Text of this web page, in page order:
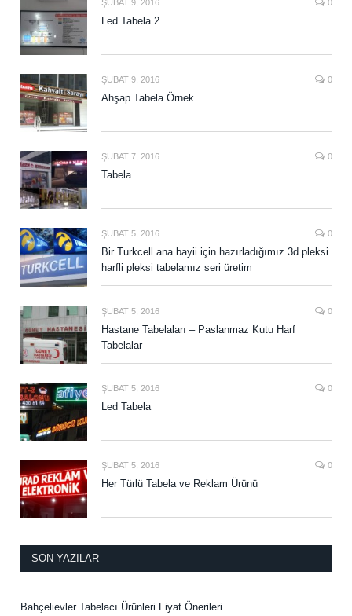
ŞUBAT 9, 2016 0
Led Tabela 2
ŞUBAT 9, 2016 0
Ahşap Tabela Örnek
ŞUBAT 7, 2016 0
Tabela
ŞUBAT 5, 2016 0
Bir Turkcell ana bayii için hazırladığımız 3d pleksi
harfli pleksi tabelamız seri üretim
ŞUBAT 5, 2016 0
Hastane Tabelaları – Paslanmaz Kutu Harf
Tabelalar
ŞUBAT 5, 2016 0
Led Tabela
ŞUBAT 5, 2016 0
Her Türlü Tabela ve Reklam Ürünü
SON YAZILAR
Bahçelievler Tabelacı Ürünleri Fiyat Önerileri